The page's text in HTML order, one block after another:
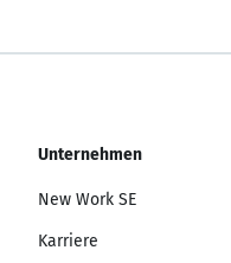
Unternehmen
New Work SE
Karriere